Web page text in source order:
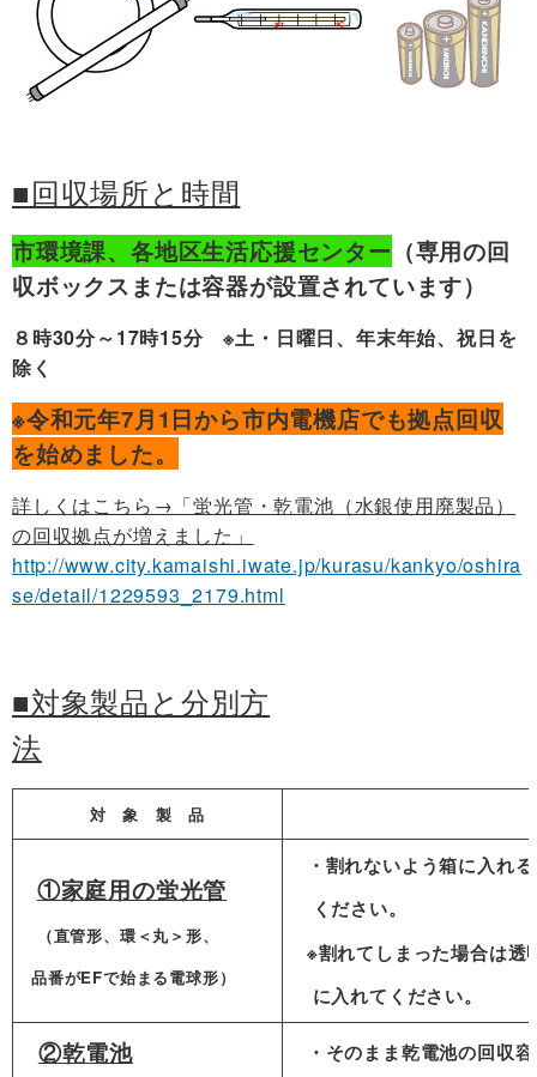
■回収場所と時間
市環境課、各地区生活応援センター （専用の回
収ボックスまたは容器が設置されています）
８時30分～17時15分 ※土・日曜日、年末年始、祝日を
除く
※令和元年7月1日から市内電機店でも拠点回収
を始めました。
詳しくはこちら→「蛍光管・乾電池（水銀使用廃製品）
の回収拠点が増えました」
http://www.city.kamaishi.iwate.jp/kurasu/kankyo/oshira
se/detail/1229593_2179.html
■対象製品と分別方
法
対 象 製 品
①家庭用の蛍光管
（直管形、環＜丸＞形、
品番がEFで始まる電球形）
・割れないよう箱に入れ
ください。
※割れてしまった場合は透
に入れてください。
②乾電池 ・そのまま乾電池の回収